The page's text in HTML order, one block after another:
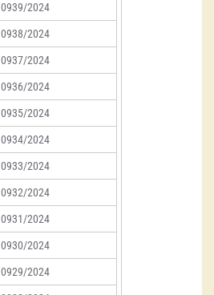
0939/2024
0938/2024
0937/2024
0936/2024
0935/2024
0934/2024
0933/2024
0932/2024
0931/2024
0930/2024
0929/2024